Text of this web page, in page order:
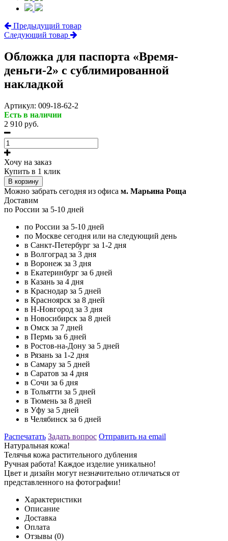
Предыдущий товар
Следующий товар
Обложка для паспорта «Время-
деньги-2» с сублимированной
накладкой
Артикул: 009-18-62-2
Есть в наличии
2 910 руб.
Хочу на заказ
Купить в 1 клик
В корзину
Можно забрать сегодня из офиса м. Марьина Роща
Доставим
по России за 5-10 дней
по России за 5-10 дней
по Москве сегодня или на следующий день
в Санкт-Петербург за 1-2 дня
в Волгоград за 3 дня
в Воронеж за 3 дня
в Екатеринбург за 6 дней
в Казань за 4 дня
в Краснодар за 5 дней
в Красноярск за 8 дней
в Н-Новгород за 3 дня
в Новосибирск за 8 дней
в Омск за 7 дней
в Пермь за 6 дней
в Ростов-на-Дону за 5 дней
в Рязань за 1-2 дня
в Самару за 5 дней
в Саратов за 4 дня
в Сочи за 6 дня
в Тольятти за 5 дней
в Тюмень за 8 дней
в Уфу за 5 дней
в Челябинск за 6 дней
Распечатать Задать вопрос Отправить на email
Натуральная кожа!
Телячья кожа растительного дубления
Ручная работа! Каждое изделие уникально!
Цвет и дизайн могут незначительно отличаться от
представленного на фотографии!
Характеристики
Описание
Доставка
Оплата
Отзывы (0)